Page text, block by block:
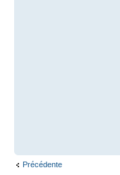
Précédente